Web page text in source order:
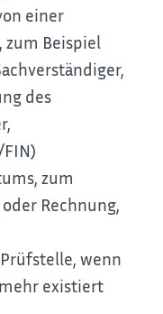
einer
zum Beispiel
des
zum
Rechnung,
wenn
existiert